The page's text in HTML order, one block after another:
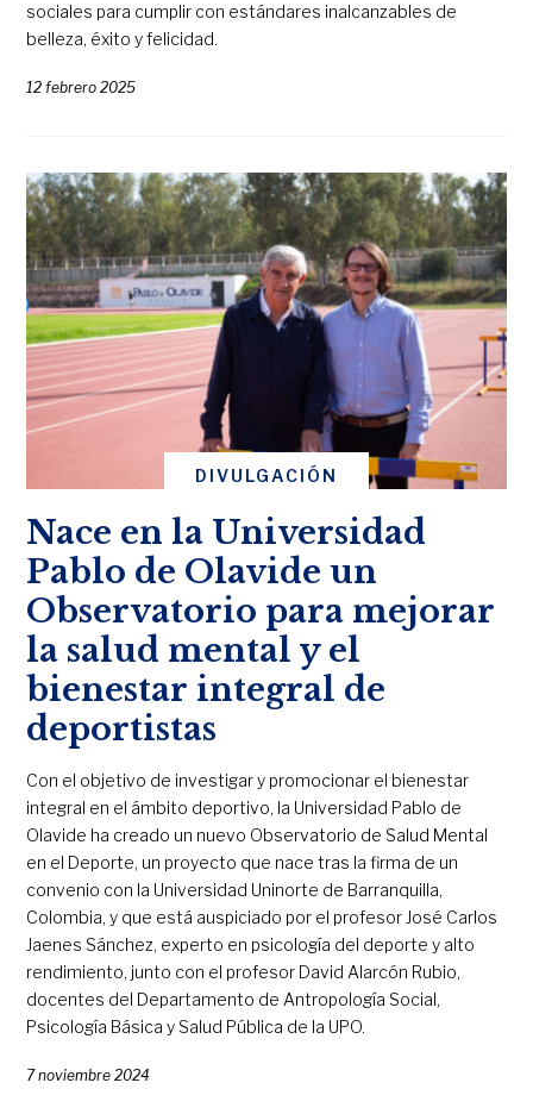
sociales para cumplir con estándares inalcanzables de
belleza, éxito y felicidad.
12 febrero 2025
DIVULGACIÓN
Nace en la Universidad
Pablo de Olavide un
Observatorio para mejorar
la salud mental y el
bienestar integral de
deportistas
Con el objetivo de investigar y promocionar el bienestar
integral en el ámbito deportivo, la Universidad Pablo de
Olavide ha creado un nuevo Observatorio de Salud Mental
en el Deporte, un proyecto que nace tras la firma de un
convenio con la Universidad Uninorte de Barranquilla,
Colombia, y que está auspiciado por el profesor José Carlos
Jaenes Sánchez, experto en psicología del deporte y alto
rendimiento, junto con el profesor David Alarcón Rubio,
docentes del Departamento de Antropología Social,
Psicología Básica y Salud Pública de la UPO.
7 noviembre 2024